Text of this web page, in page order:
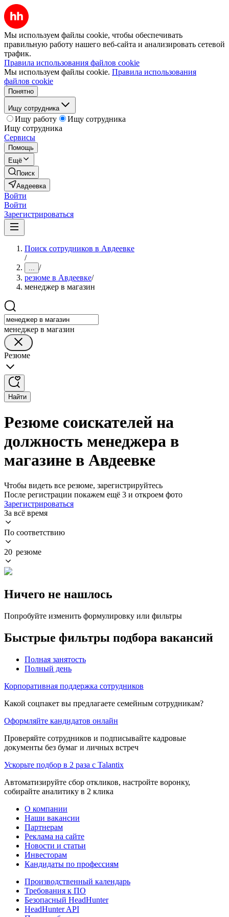
Мы используем файлы cookie, чтобы обеспечивать
правильную работу нашего веб-сайта и анализировать сетевой
трафик.
Правила использования файлов cookie
Мы используем файлы cookie. Правила использования
файлов cookie
Понятно
Ищу сотрудника
Ищу работу
Ищу сотрудника
Ищу сотрудника
Сервисы
Помощь
Ещё
Поиск
Авдеевка
Войти
Войти
Зарегистрироваться
Поиск сотрудников в Авдеевке
/
... /
резюме в Авдеевке/
менеджер в магазин
менеджер в магазин
Резюме
Найти
Резюме соискателей на
должность менеджера в
магазине в Авдеевке
Чтобы видеть все резюме, зарегистрируйтесь
После регистрации покажем ещё 3 и откроем фото
Зарегистрироваться
За всё время
По соответствию
20 резюме
Ничего не нашлось
Попробуйте изменить формулировку или фильтры
Быстрые фильтры подбора вакансий
Полная занятость
Полный день
Корпоративная поддержка сотрудников
Какой соцпакет вы предлагаете семейным сотрудникам?
Оформляйте кандидатов онлайн
Проверяйте сотрудников и подписывайте кадровые
документы без бумаг и личных встреч
Ускорьте подбор в 2 раза с Talantix
Автоматизируйте сбор откликов, настройте воронку,
собирайте аналитику в 2 клика
О компании
Наши вакансии
Партнерам
Реклама на сайте
Новости и статьи
Инвесторам
Кандидаты по профессиям
Производственный календарь
Требования к ПО
Безопасный HeadHunter
HeadHunter API